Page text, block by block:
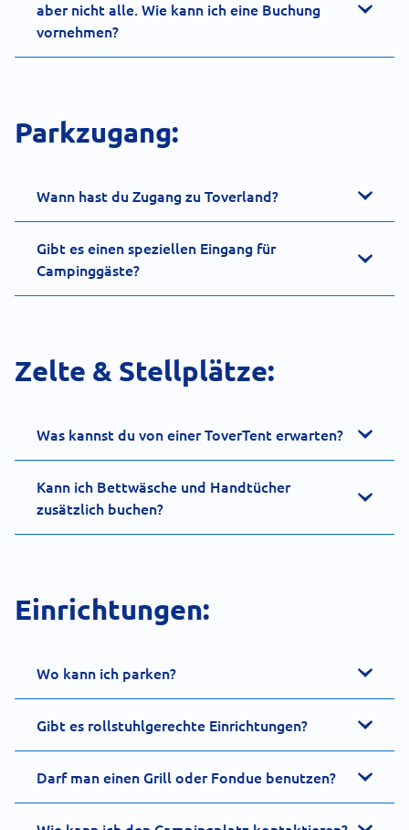
aber nicht alle. Wie kann ich eine Buchung
vornehmen?
Parkzugang:
Wann hast du Zugang zu Toverland?
Gibt es einen speziellen Eingang für
Campinggäste?
Zelte & Stellplätze:
Was kannst du von einer ToverTent erwarten?
Kann ich Bettwäsche und Handtücher
zusätzlich buchen?
Einrichtungen:
Wo kann ich parken?
Gibt es rollstuhlgerechte Einrichtungen?
Darf man einen Grill oder Fondue benutzen?